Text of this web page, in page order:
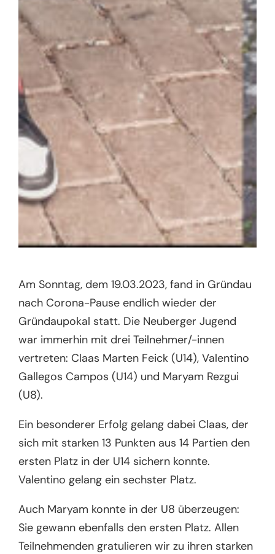
Am Sonntag, dem 19.03.2023, fand in Gründau
nach Corona-Pause endlich wieder der
Gründaupokal statt. Die Neuberger Jugend
war immerhin mit drei Teilnehmer/-innen
vertreten: Claas Marten Feick (U14), Valentino
Gallegos Campos (U14) und Maryam Rezgui
(U8).
Ein besonderer Erfolg gelang dabei Claas, der
sich mit starken 13 Punkten aus 14 Partien den
ersten Platz in der U14 sichern konnte.
Valentino gelang ein sechster Platz.
Auch Maryam konnte in der U8 überzeugen:
Sie gewann ebenfalls den ersten Platz. Allen
Teilnehmenden gratulieren wir zu ihren starken